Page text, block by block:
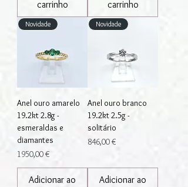
carrinho
carrinho
Novidade
Anel ouro amarelo
19.2kt 2.8g -
esmeraldas e
diamantes
Preço
1950,00 €
Adicionar ao
Novidade
Anel ouro branco
19.2kt 2.5g -
solitário
Preço
846,00 €
Adicionar ao